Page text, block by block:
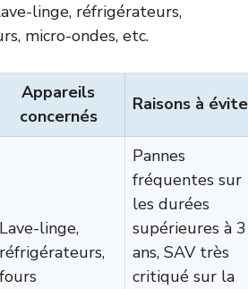
linge, réfrigérateurs,
micro-ondes, etc.
Appareils
concernés
Raisons à
Lave-linge,
réfrigérateurs,
fours
Pannes
fréquentes sur
les durées
supérieures à 3
ans, SAV très
critiqué sur la